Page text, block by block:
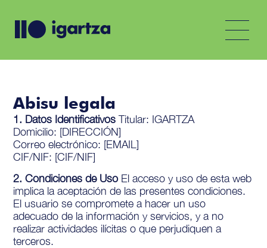
Abisu legala
1. Datos Identificativos Titular: IGARTZA
Domicilio: [DIRECCIÓN]
Correo electrónico: [EMAIL]
CIF/NIF: [CIF/NIF]
2. Condiciones de Uso El acceso y uso de esta web
implica la aceptación de las presentes condiciones.
El usuario se compromete a hacer un uso
adecuado de la información y servicios, y a no
realizar actividades ilícitas o que perjudiquen a
terceros.